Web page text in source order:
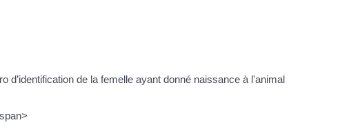
d’identification de la femelle ayant donné naissance à l'animal